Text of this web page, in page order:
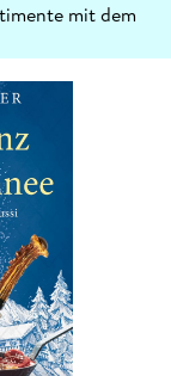
mit dem